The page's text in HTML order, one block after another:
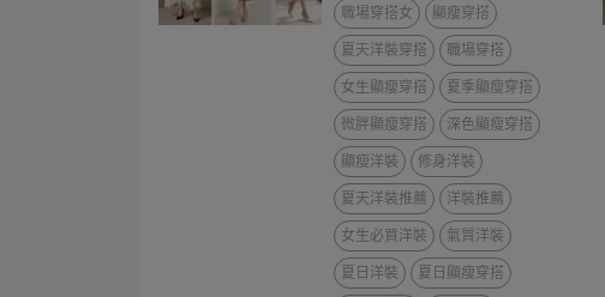
職場穿搭女
顯瘦穿搭
夏天洋裝穿搭
職場穿搭
女生顯瘦穿搭
夏季顯瘦穿搭
微胖顯瘦穿搭
深色顯瘦穿搭
顯瘦洋裝
修身洋裝
夏天洋裝推薦
洋裝推薦
女生必買洋裝
氣質洋裝
夏日洋裝
夏日顯瘦穿搭